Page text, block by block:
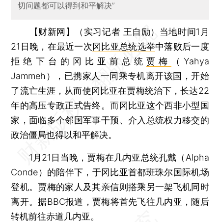
切问题都可以得到和平解决”
【财新网】（实习记者 王自励） 当地时间1月
21日晚，在最近一次冈比亚总统选举中落败后一度
拒绝下台的冈比亚前总统贾梅
（Yahya
Jammeh），已携家人一同乘专机离开该国，开始
了流亡生涯，从而使冈比亚在贾梅统治下，长达22
年的高压专政正式告终。而冈比亚这个西非小型国
家，面临多个邻国军事干预、介入总统权力移交的
政治僵局也得以和平解决。
1月21日当晚，贾梅在几内亚总统孔戴（Alpha
Conde）的陪伴下，于冈比亚首都班珠尔国际机场
登机。贾梅的家人及其亲信则搭乘另一架飞机同时
离开。据BBC报道，贾梅将首先飞往几内亚，随后
转机前往赤道几内亚。